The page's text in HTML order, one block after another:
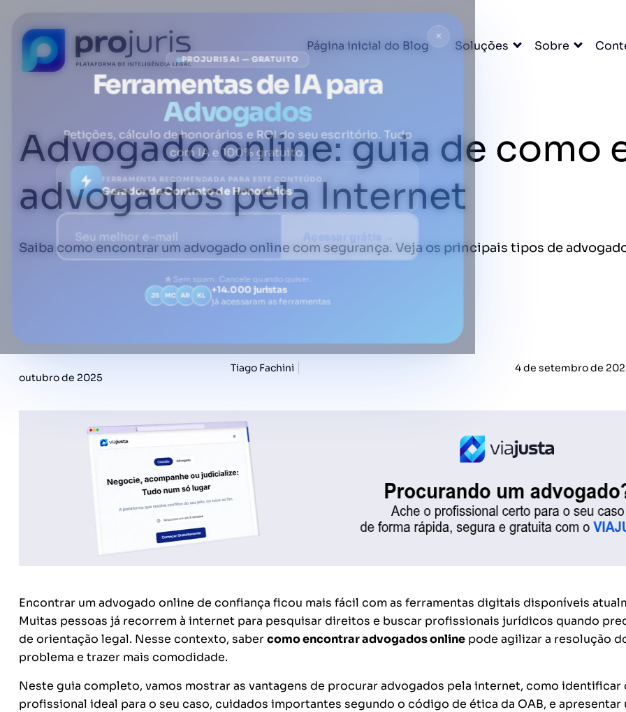
Página inicial do Blog Soluções Sobre
Advogado online: guia de como
advogados pela Internet
Saiba como encontrar um advogado online com segurança. Veja os principais tipos de
Tiago Fachini 4 de setembro de
outubro de 2025
Encontrar um advogado online de confiança ficou mais fácil com as ferramentas digitais disponíveis
Muitas pessoas já recorrem à internet para pesquisar direitos e buscar profissionais jurídicos quando
de orientação legal. Nesse contexto, sabercomo encontrar advogados onlinepode agilizar a resolução
problema e trazer mais comodidade.
Neste guia completo, vamos mostrar as vantagens de procurar advogados pela internet, como identificar
profissional ideal para o seu caso, cuidados importantes segundo o código de ética da OAB, e apresentar
×
PROJURIS AI — GRATUITO
Ferramentas de IA para
Advogados
Petições, cálculo de honorários e ROI do seu escritório. Tudo
com IA e 100% gratuito.
FERRAMENTA RECOMENDADA PARA ESTE CONTEÚDO
Gerador de Contrato de Honorários
Acessar grátis →
Sem spam. Cancele quando quiser.
JS MC AR KL +14.000 juristas
já acessaram as ferramentas